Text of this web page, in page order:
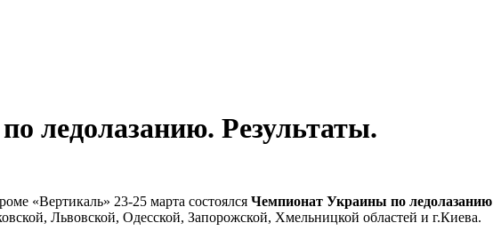
ледолазанию. Результаты.
«Вертикаль» 23-25 марта состоялся Чемпионат Украины по ледолазанию
Львовской, Одесской, Запорожской, Хмельницкой областей и г.Киева.